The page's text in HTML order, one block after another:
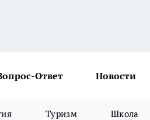
Ответ Новости
Туризм Школа